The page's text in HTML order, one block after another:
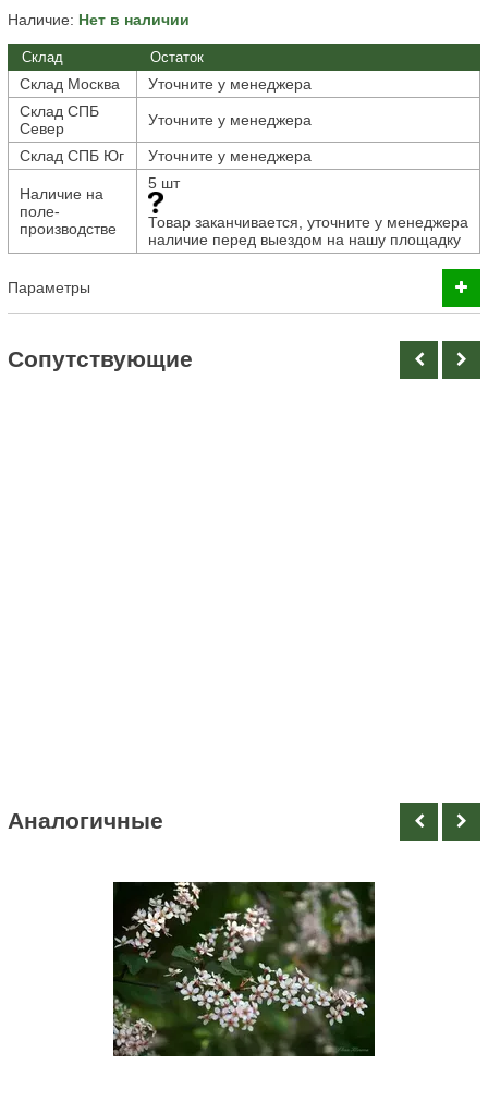
Наличие: Нет в наличии
Склад Остаток
Склад Москва
Уточните у менеджера
Склад СПБ
Север
Уточните у менеджера
Склад СПБ Юг Уточните у менеджера
Наличие на
поле-
производстве
5 шт
Товар заканчивается, уточните у менеджера
наличие перед выездом на нашу площадку
Параметры
Cопутствующие
Аналогичные